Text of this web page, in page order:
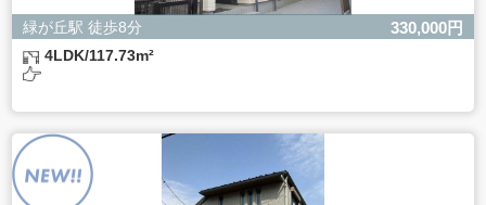
お問合せメールアドレス privacy@balleggs.co.jp
受付時間：平日10：30～17：00 ※弊社公休日を除く
よるものです。
ただし、必要な項目をいただけない場合、適切な対応がで
きない場合があります。
緑が丘駅 徒歩8分 330,000円
4LDK/117.73m²